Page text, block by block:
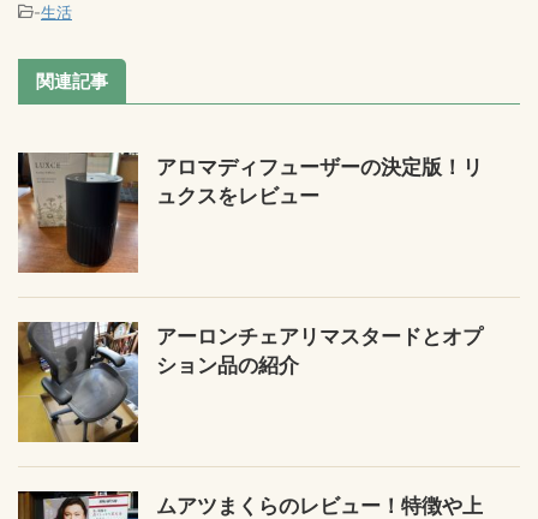
-生活
関連記事
アロマディフューザーの決定版！リ
ュクスをレビュー
アーロンチェアリマスタードとオプ
ション品の紹介
ムアツまくらのレビュー！特徴や上